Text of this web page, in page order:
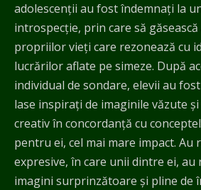
adolescenții au fost îndemnați la
introspecție, prin care să găsească
propriilor vieți care rezonează cu
lucrărilor aflate pe simeze. După
individual de sondare, elevii au
lase inspirați de imaginile văzute
creativ în concordanță cu
pentru ei, cel mai mare impact. Au
expresive, în care unii dintre ei, au
imagini surprinzătoare şi pline de